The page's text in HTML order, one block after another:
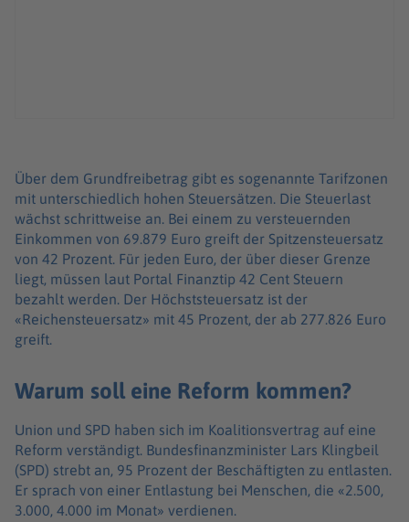
Über dem Grundfreibetrag gibt es sogenannte Tarifzonen
mit unterschiedlich hohen Steuersätzen. Die Steuerlast
wächst schrittweise an. Bei einem zu versteuernden
Einkommen von 69.879 Euro greift der Spitzensteuersatz
von 42 Prozent. Für jeden Euro, der über dieser Grenze
liegt, müssen laut Portal Finanztip 42 Cent Steuern
bezahlt werden. Der Höchststeuersatz ist der
«Reichensteuersatz» mit 45 Prozent, der ab 277.826 Euro
greift.
Warum soll eine Reform kommen?
Union und SPD haben sich im Koalitionsvertrag auf eine
Reform verständigt. Bundesfinanzminister Lars Klingbeil
(SPD) strebt an, 95 Prozent der Beschäftigten zu entlasten.
Er sprach von einer Entlastung bei Menschen, die «2.500,
3.000, 4.000 im Monat» verdienen.